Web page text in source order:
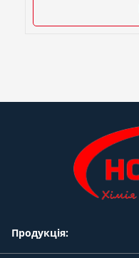
Продукція: